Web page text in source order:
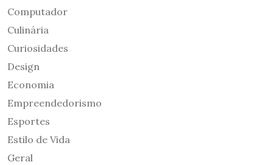
Computador
Culinária
Curiosidades
Design
Economia
Empreendedorismo
Esportes
Estilo de Vida
Geral